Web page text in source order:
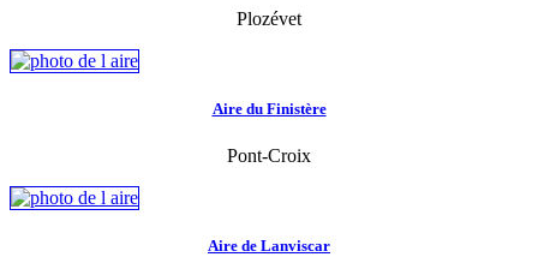
Plozévet
Aire du Finistère
Pont-Croix
Aire de Lanviscar